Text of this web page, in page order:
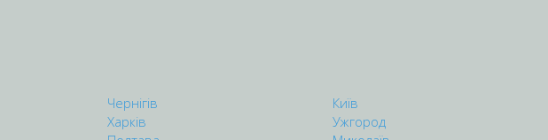
Чернігів Київ
Харків Ужгород